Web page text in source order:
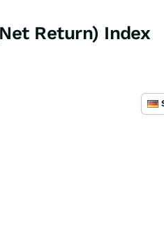
Return) Index